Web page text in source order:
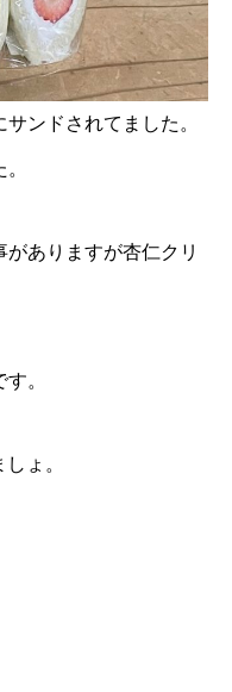
ンドされてました。
ありますが杏仁クリ
。
ょ。